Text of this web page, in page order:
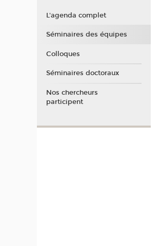
L'agenda complet
Séminaires des équipes
Colloques
Séminaires doctoraux
Nos chercheurs
participent